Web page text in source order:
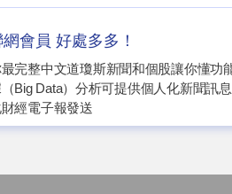
會員 好處多多！
完整中文道瓊斯新聞和個股讓你懂功
Big Data）分析可提供個人化新聞訊息
經電子報發送